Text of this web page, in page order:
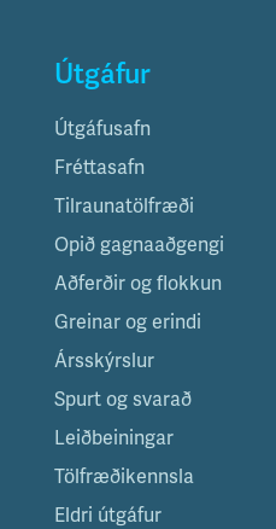
Útgáfur
Útgáfusafn
Fréttasafn
Tilraunatölfræði
Opið gagnaaðgengi
Aðferðir og flokkun
Greinar og erindi
Ársskýrslur
Spurt og svarað
Leiðbeiningar
Tölfræðikennsla
Eldri útgáfur